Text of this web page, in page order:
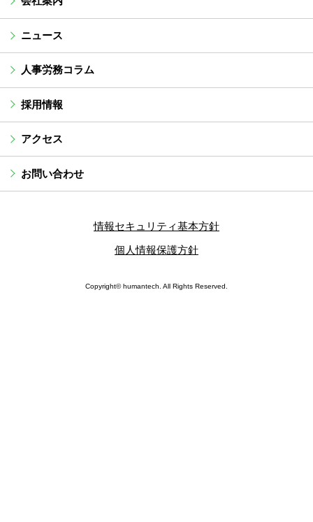
ニュース
人事労務コラム
採用情報
アクセス
お問い合わせ
情報セキュリティ基本方針
個人情報保護方針
Copyright© humantech. All Rights Reserved.